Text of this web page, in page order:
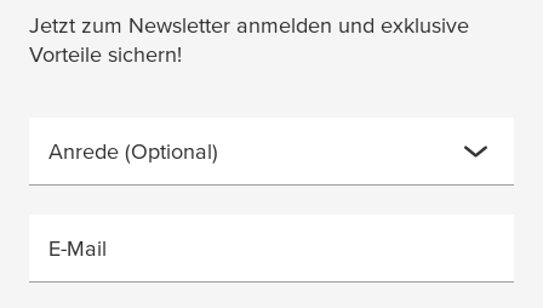
Jetzt zum Newsletter anmelden und exklusive
Vorteile sichern!
Anrede (Optional)
E-Mail